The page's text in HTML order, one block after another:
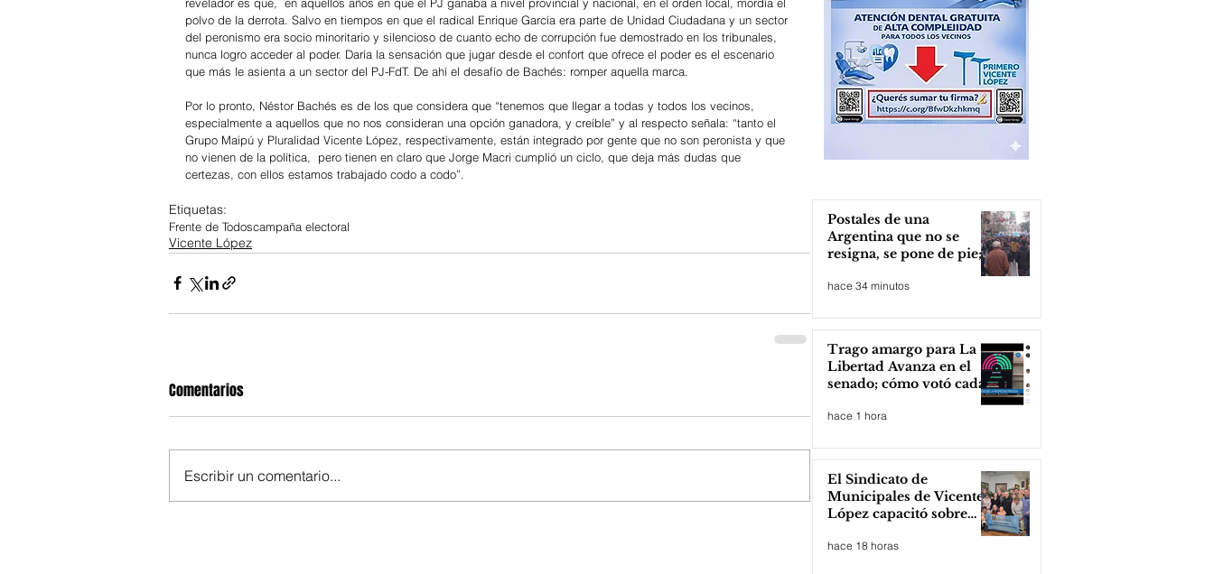
polvo de la derrota. Salvo en tiempos en que el radical Enrique García era parte de Unidad Ciudadana y un sector
del peronismo era socio minoritario y silencioso de cuanto echo de corrupción fue demostrado en los tribunales,
nunca logro acceder al poder. Daría la sensación que jugar desde el confort que ofrece el poder es el escenario
que más le asienta a un sector del PJ-FdT. De ahí el desafío de Bachés: romper aquella marca.
Por lo pronto, Néstor Bachés es de los que considera que “tenemos que llegar a todas y todos los vecinos,
especialmente a aquellos que no nos consideran una opción ganadora, y creíble” y al respecto señala: “tanto el
Grupo Maipú y Pluralidad Vicente López, respectivamente, están integrado por gente que no son peronista y que
no vienen de la política,  pero tienen en claro que Jorge Macri cumplió un ciclo, que deja más dudas que
certezas, con ellos estamos trabajado codo a codo”.
Etiquetas:
Frente de Todoscampaña electoral
Vicente López
Comentarios
Escribir un comentario...
Postales de una
Argentina que no se
resigna, se pone de pie;
hace 34 minutos
Trago amargo para La
Libertad Avanza en el
senado; cómo votó cada
hace 1 hora
El Sindicato de
Municipales de Vicente
López capacitó sobre
hace 18 horas